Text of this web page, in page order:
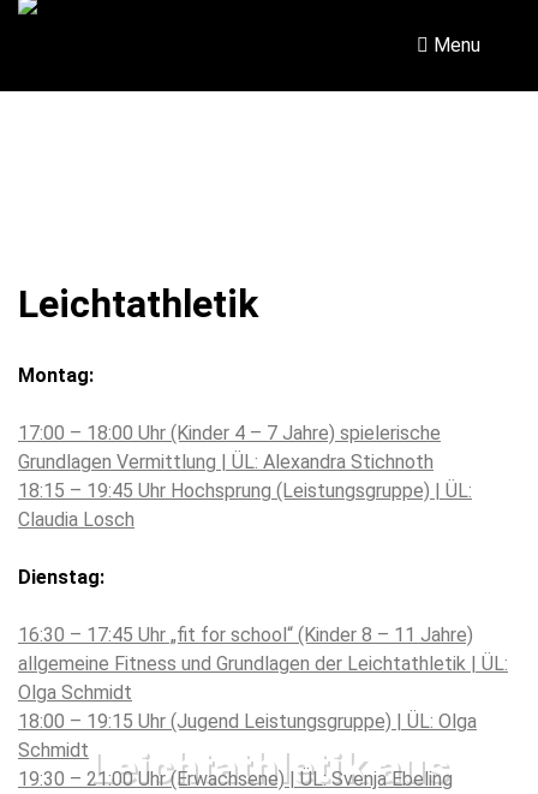
Skip
Menu
Leichtathletik aus
Leichtathletik
Montag:
17:00 – 18:00 Uhr (Kinder 4 – 7 Jahre) spielerische
Grundlagen Vermittlung | ÜL: Alexandra Stichnoth
18:15 – 19:45 Uhr Hochsprung (Leistungsgruppe) | ÜL:
Claudia Losch
Dienstag:
16:30 – 17:45 Uhr „fit for school“ (Kinder 8 – 11 Jahre)
allgemeine Fitness und Grundlagen der Leichtathletik | ÜL:
Olga Schmidt
18:00 – 19:15 Uhr (Jugend Leistungsgruppe) | ÜL: Olga
Schmidt
19:30 – 21:00 Uhr (Erwachsene) | ÜL: Svenja Ebeling